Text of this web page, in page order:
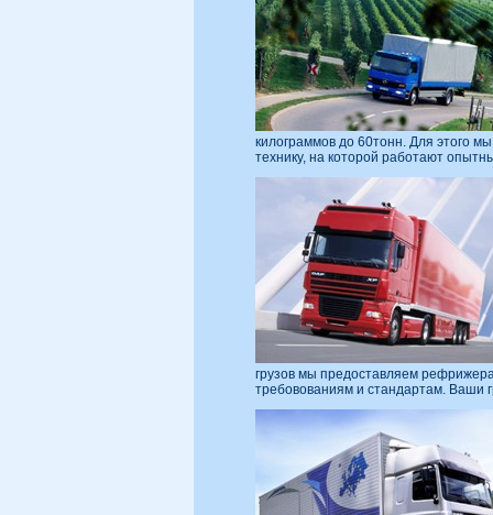
килограммов до 60тонн. Для этого
технику, на которой работают
грузов мы предоставляем
требовованиям и стандартам. Ваши